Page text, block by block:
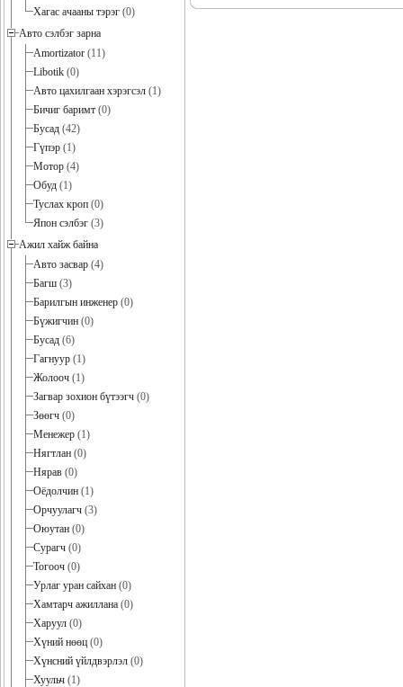
Хагас ачааны тэрэг (0)
Авто сэлбэг зарна
Amortizator (11)
Libotik (0)
Авто цахилгаан хэрэгсэл (1)
Бичиг баримт (0)
Бусад (42)
Гүпэр (1)
Мотор (4)
Обуд (1)
Туслах кроп (0)
Япон сэлбэг (3)
Ажил хайж байна
Авто засвар (4)
Багш (3)
Барилгын инженер (0)
Бүжигчин (0)
Бусад (6)
Гагнуур (1)
Жолооч (1)
Загвар зохион бүтээгч (0)
Зөөгч (0)
Менежер (1)
Нягтлан (0)
Нярав (0)
Оёдолчин (1)
Орчуулагч (3)
Оюутан (0)
Сурагч (0)
Тогооч (0)
Урлаг уран сайхан (0)
Хамтарч ажиллана (0)
Харуул (0)
Хүний нөөц (0)
Хүнсний үйлдвэрлэл (0)
Хуульч (1)